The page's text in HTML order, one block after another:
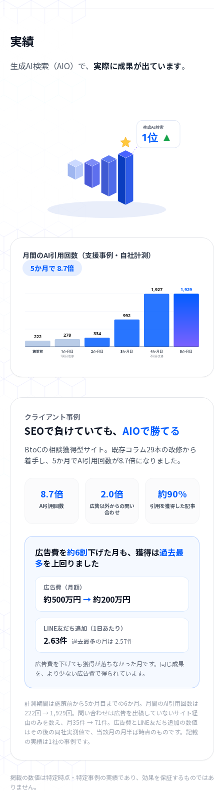
実績
生成AI検索（AIO）で、 実際に成果が出ています。
生成AI検索
1位
月間のAI引用回数（支援事例・自社計測）
5か月で 8.7倍
222
施策前
278
1か月目
1回目改修
334
2か月目
992
3か月目
1,927
4か月目
2回目改修
1,929
5か月目
クライアント事例
SEOで負けていても、 AIOで勝てる
BtoCの相談獲得型サイト。既存コラム29本の改修から
着手し、5か月でAI引用回数が8.7倍になりました。
8.7倍
AI引用回数
2.0倍
広告以外からの問い
合わせ
約90%
引用を獲得した記事
広告費を約6割下げた月も、獲得は過去最
多を上回りました
広告費（月額）
約500万円 →約200万円
LINE友だち追加（1日あたり）
2.63件 過去最多の月は 2.57件
広告費を下げても獲得が落ちなかった月です。同じ成果
を、より少ない広告費で得られています。
計測期間は施策前から5か月目までの6か月。月間のAI引用回数は
222回 → 1,929回。問い合わせは広告を出稿していないサイト経
由のみを数え、月35件 → 71件。広告費とLINE友だち追加の数値
はその後の同社実測値で、当該月の月半ば時点のものです。記載
の実績は1社の事例です。
掲載の数値は特定時点・特定事例の実績であり、効果を保証するものではあ
りません。